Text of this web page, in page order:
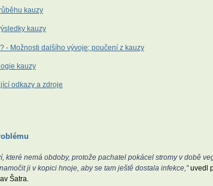
kauzy
kauzy
- Možnosti dalšího vývoje; poučení z kauzy
kauzy
odkazy a zdroje
které nemá obdoby, protože pachatel pokácel stromy v době
ji v kopici hnoje, aby se tam ještě dostala infekce,"uvedl
Šatra.